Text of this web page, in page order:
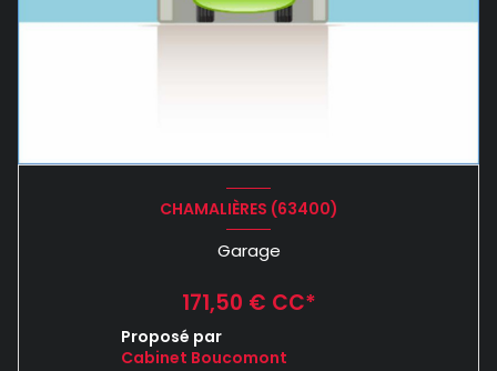
CHAMALIÈRES (63400)
Garage
171,50 € CC*
Proposé par
Cabinet Boucomont